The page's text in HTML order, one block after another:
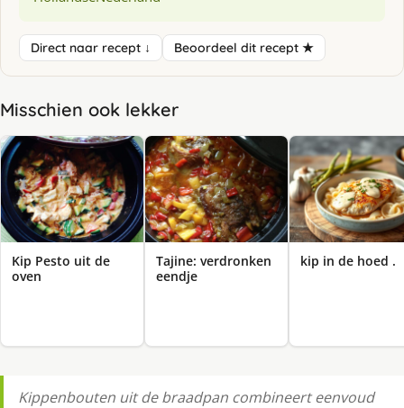
Direct naar recept ↓ Beoordeel dit recept ★
Misschien ook lekker
Kip Pesto uit de
oven
Tajine: verdronken
eendje
kip in de hoed .
Kippenbouten uit de braadpan combineert eenvoud